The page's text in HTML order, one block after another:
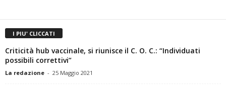
I PIU' CLICCATI
Criticità hub vaccinale, si riunisce il C. O. C.: “Individuati
possibili correttivi”
La redazione - 25 Maggio 2021